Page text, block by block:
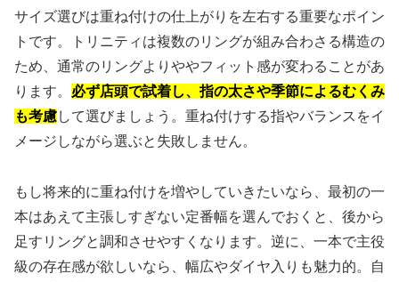
サイズ選びは重ね付けの仕上がりを左右する重要なポイン
トです。トリニティは複数のリングが組み合わさる構造の
ため、通常のリングよりややフィット感が変わることがあ
ります。 必ず店頭で試着し、指の太さや季節によるむくみ
も考慮して選びましょう。重ね付けする指やバランスをイ
メージしながら選ぶと失敗しません。
もし将来的に重ね付けを増やしていきたいなら、最初の一
本はあえて主張しすぎない定番幅を選んでおくと、後から
足すリングと調和させやすくなります。逆に、一本で主役
級の存在感が欲しいなら、幅広やダイヤ入りも魅力的。自